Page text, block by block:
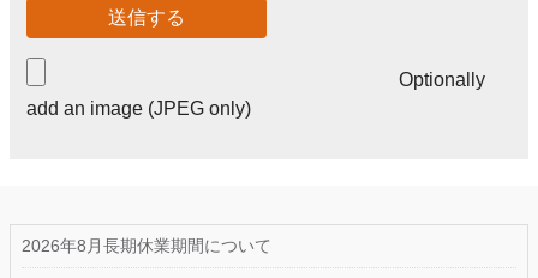
Optionally
add an image (JPEG only)
2026年8月長期休業期間について